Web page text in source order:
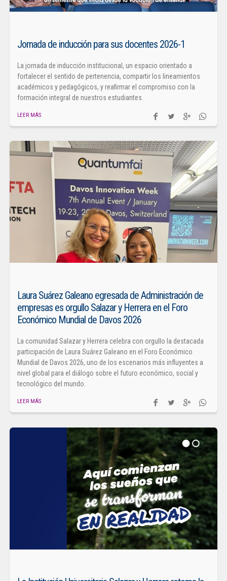
Jornada de inducción para sus docentes 2026-1
La jornada de inducción institucional, un espacio orientado a
fortalecer el sentido de pertenencia, compartir los lineamientos
académicos y pedagógicos, y reafirmar el compromiso con la
formación integral de nuestros estudiantes.
LEER MÁS
Laura Suárez Galeano egresada de Administración de
empresas es orgullo Salazar y Herrera en el Foro
Económico Mundial de Davos 2026
La comunidad Salazar y Herrera celebra con orgullo la destacada
participación de Laura Suárez Galeano en el Foro Económico
Mundial de Davos 2026, uno de los escenarios más influyentes a
nivel global para el diálogo sobre el futuro económico, social y
tecnológico del mundo.
LEER MÁS